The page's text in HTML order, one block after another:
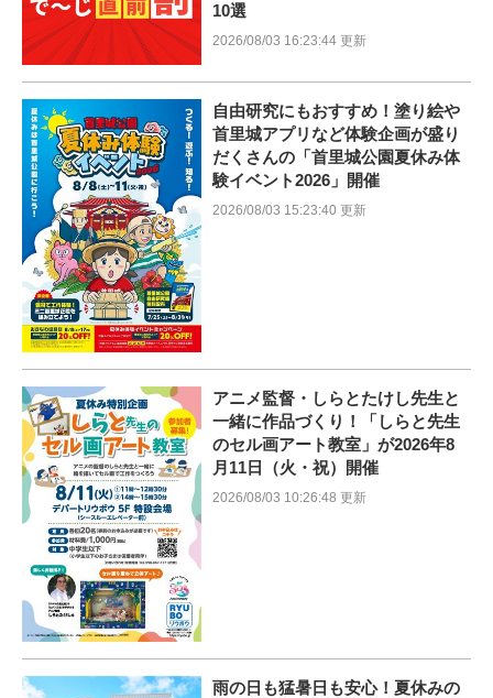
10選
2026/08/03 16:23:44 更新
自由研究にもおすすめ！塗り絵や
首里城アプリなど体験企画が盛り
だくさんの「首里城公園夏休み体
験イベント2026」開催
2026/08/03 15:23:40 更新
アニメ監督・しらとたけし先生と
一緒に作品づくり！「しらと先生
のセル画アート教室」が2026年8
月11日（火・祝）開催
2026/08/03 10:26:48 更新
雨の日も猛暑日も安心！夏休みの